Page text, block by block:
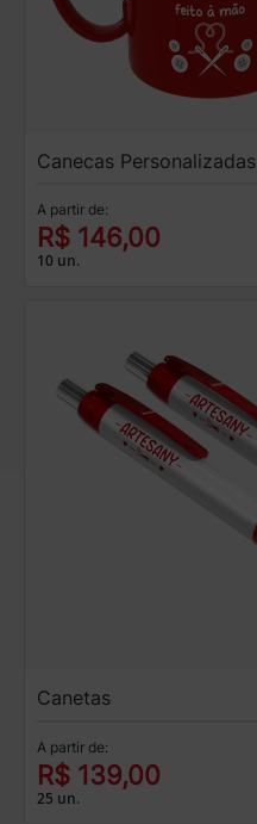
Canecas Personalizadas
A partir de:
R$ 146,00
10 un.
Canetas
A partir de:
R$ 139,00
25 un.